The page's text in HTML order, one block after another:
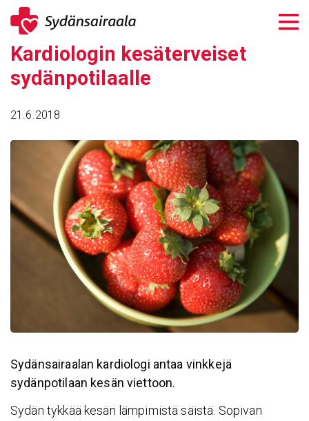
Siirry
sisältöön
Kardio­login kesä­ter­veiset
sydän­po­ti­laalle
21.6.2018
Sydänsairaalan kardiologi antaa vinkkejä
sydänpotilaan kesän viettoon.
Sydän tykkää kesän lämpimistä säistä. Sopivan